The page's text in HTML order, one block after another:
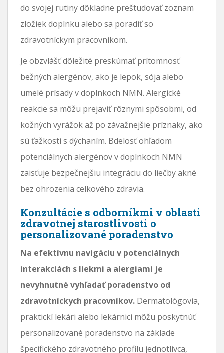
do svojej rutiny dôkladne preštudovať zoznam
zložiek doplnku alebo sa poradiť so
zdravotníckym pracovníkom.
Je obzvlášť dôležité preskúmať prítomnosť
bežných alergénov, ako je lepok, sója alebo
umelé prísady v doplnkoch NMN. Alergické
reakcie sa môžu prejaviť rôznymi spôsobmi, od
kožných vyrážok až po závažnejšie príznaky, ako
sú ťažkosti s dýchaním. Bdelosť ohľadom
potenciálnych alergénov v doplnkoch NMN
zaisťuje bezpečnejšiu integráciu do liečby akné
bez ohrozenia celkového zdravia.
Konzultácie s odborníkmi v oblasti
zdravotnej starostlivosti o
personalizované poradenstvo
Na efektívnu navigáciu v potenciálnych
interakciách s liekmi a alergiami je
nevyhnutné vyhľadať poradenstvo od
zdravotníckych pracovníkov. Dermatológovia,
praktickí lekári alebo lekárnici môžu poskytnúť
personalizované poradenstvo na základe
špecifického zdravotného profilu jednotlivca,